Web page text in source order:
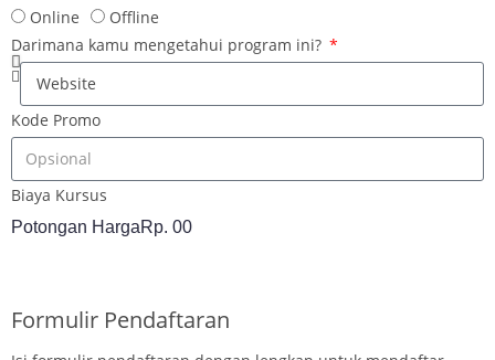
Online
Offline
Darimana kamu mengetahui program ini?
Kode Promo
Biaya Kursus
Potongan HargaRp. 00
Formulir Pendaftaran